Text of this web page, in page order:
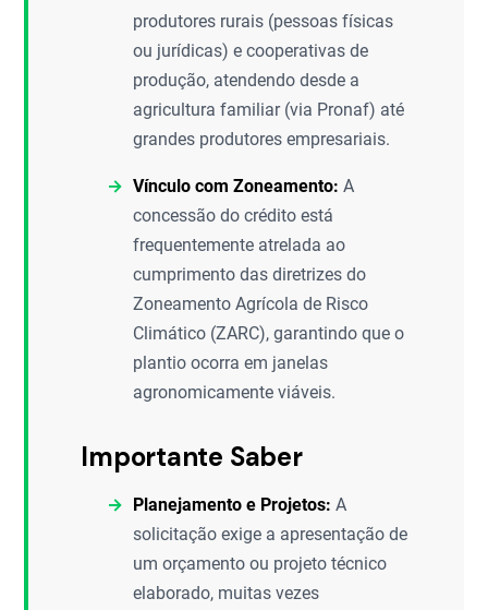
produtores rurais (pessoas físicas
ou jurídicas) e cooperativas de
produção, atendendo desde a
agricultura familiar (via Pronaf) até
grandes produtores empresariais.
Vínculo com Zoneamento: A
concessão do crédito está
frequentemente atrelada ao
cumprimento das diretrizes do
Zoneamento Agrícola de Risco
Climático (ZARC), garantindo que o
plantio ocorra em janelas
agronomicamente viáveis.
Importante Saber
Planejamento e Projetos: A
solicitação exige a apresentação de
um orçamento ou projeto técnico
elaborado, muitas vezes